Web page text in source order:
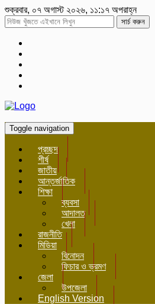
শুক্রবার, ০৭ অগাস্ট ২০২৬, ১১:১৭ অপরাহ্ন
সার্চ করুন
Toggle navigation
প্রচ্ছদ
শীর্ষ
জাতীয়
আন্তর্জাতিক
শিক্ষা
ব্যবসা
আদালত
খেলা
রাজনীতি
মিডিয়া
বিনোদন
ফিচার ও ভ্রমণ
জেলা
উপজেলা
English Version